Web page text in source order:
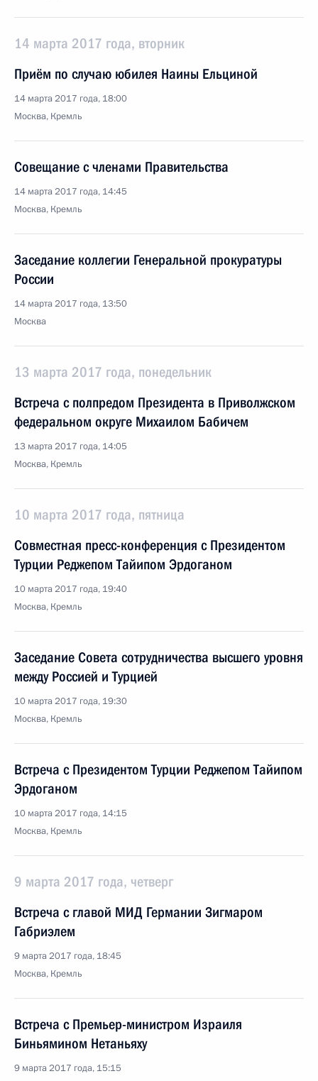
14 марта 2017 года, вторник
Приём по случаю юбилея Наины Ельциной
14 марта 2017 года, 18:00
Москва, Кремль
Совещание с членами Правительства
14 марта 2017 года, 14:45
Москва, Кремль
Заседание коллегии Генеральной прокуратуры
России
14 марта 2017 года, 13:50
Москва
13 марта 2017 года, понедельник
Встреча с полпредом Президента в Приволжском
федеральном округе Михаилом Бабичем
13 марта 2017 года, 14:05
Москва, Кремль
10 марта 2017 года, пятница
Совместная пресс-конференция с Президентом
Турции Реджепом Тайипом Эрдоганом
10 марта 2017 года, 19:40
Москва, Кремль
Заседание Совета сотрудничества высшего уровня
между Россией и Турцией
10 марта 2017 года, 19:30
Москва, Кремль
Встреча с Президентом Турции Реджепом Тайипом
Эрдоганом
10 марта 2017 года, 14:15
Москва, Кремль
9 марта 2017 года, четверг
Встреча с главой МИД Германии Зигмаром
Габриэлем
9 марта 2017 года, 18:45
Москва, Кремль
Встреча с Премьер-министром Израиля
Биньямином Нетаньяху
9 марта 2017 года, 15:15